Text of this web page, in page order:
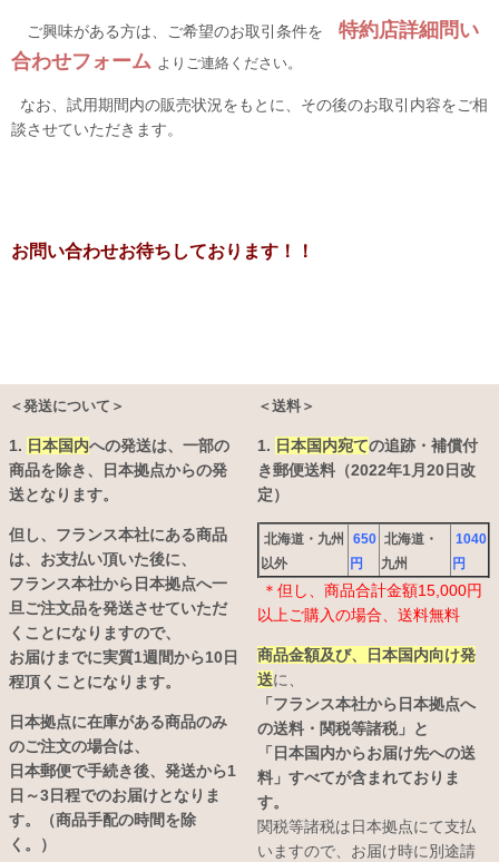
ご興味がある方は、ご希望のお取引条件を 特約店詳細問い
合わせフォーム よりご連絡ください。
なお、試用期間内の販売状況をもとに、その後のお取引内容をご相
談させていただきます。
お問い合わせお待ちしております！！
＜発送について＞
1. 日本国内への発送は、 一部の
商品を除き、日本拠点からの発
送となります。
但し、フランス本社にある商品
は、お支払い頂いた後に、
フランス本社から日本拠点へ一
旦ご注文品を発送させていただ
くことになりますので、
お届けまでに実質1週間から10日
程頂くことになります。
日本拠点に在庫がある商品のみ
のご注文の場合は、
日本郵便で手続き後、発送から1
日～3日程でのお届けとなりま
す。（商品手配の時間を除
く。）
＜送料＞
1. 日本国内宛ての追跡・補償付
き郵便送料（2022年1月20日改
定）
北海道・九州
以外
650
円
北海道・
九州
1040
円
＊但し、商品合計金額15,000円
以上ご購入の場合、送料無料
商品金額及び、日本国内向け発
送に、
「フランス本社から日本拠点へ
の送料・関税等諸税」と
「日本国内からお届け先への送
料」すべてが含まれておりま
す。
関税等諸税は日本拠点にて支払
いますので、お届け時に別途請